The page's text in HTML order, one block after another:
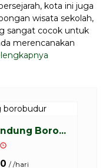
kota ini juga
wisata sekolah,
sangat cocok untuk
merencanakan
Boro...
/ /hari